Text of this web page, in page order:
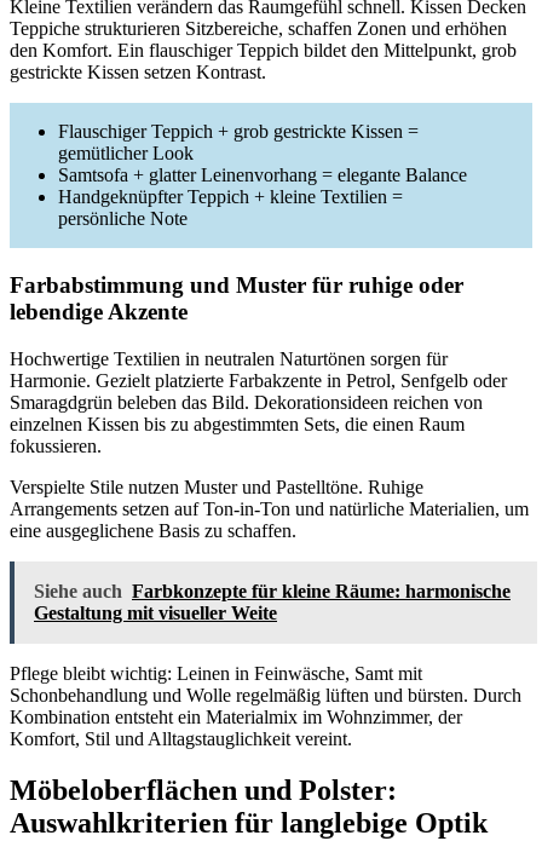
Kleine Textilien verändern das Raumgefühl schnell. Kissen Decken
Teppiche strukturieren Sitzbereiche, schaffen Zonen und erhöhen
den Komfort. Ein flauschiger Teppich bildet den Mittelpunkt, grob
gestrickte Kissen setzen Kontrast.
Flauschiger Teppich + grob gestrickte Kissen =
gemütlicher Look
Samtsofa + glatter Leinenvorhang = elegante Balance
Handgeknüpfter Teppich + kleine Textilien =
persönliche Note
Farbabstimmung und Muster für ruhige oder
lebendige Akzente
Hochwertige Textilien in neutralen Naturtönen sorgen für
Harmonie. Gezielt platzierte Farbakzente in Petrol, Senfgelb oder
Smaragdgrün beleben das Bild. Dekorationsideen reichen von
einzelnen Kissen bis zu abgestimmten Sets, die einen Raum
fokussieren.
Verspielte Stile nutzen Muster und Pastelltöne. Ruhige
Arrangements setzen auf Ton-in-Ton und natürliche Materialien, um
eine ausgeglichene Basis zu schaffen.
Siehe auch Farbkonzepte für kleine Räume: harmonische
Gestaltung mit visueller Weite
Pflege bleibt wichtig: Leinen in Feinwäsche, Samt mit
Schonbehandlung und Wolle regelmäßig lüften und bürsten. Durch
Kombination entsteht ein Materialmix im Wohnzimmer, der
Komfort, Stil und Alltagstauglichkeit vereint.
Möbeloberflächen und Polster:
Auswahlkriterien für langlebige Optik